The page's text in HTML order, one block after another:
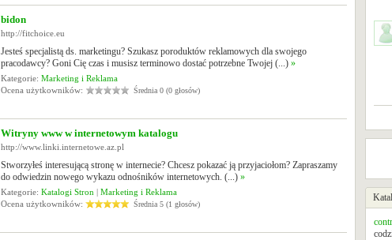
bidon
http://fitchoice.eu
Jesteś specjalistą ds. marketingu? Szukasz poroduktów reklamowych dla swojego
pracodawcy? Goni Cię czas i musisz terminowo dostać potrzebne Twojej (...) »
Kategorie: Marketing i Reklama
Ocena użytkowników:
Średnia 0 (0 głosów)
Witryny www w internetowym katalogu
http://www.linki.internetowe.az.pl
Stworzyłeś interesującą stronę w internecie? Chcesz pokazać ją przyjaciołom? Zapraszamy
do odwiedzin nowego wykazu odnośników internetowych. (...) »
Kategorie: Katalogi Stron | Marketing i Reklama
Ocena użytkowników:
Średnia 5 (1 głosów)